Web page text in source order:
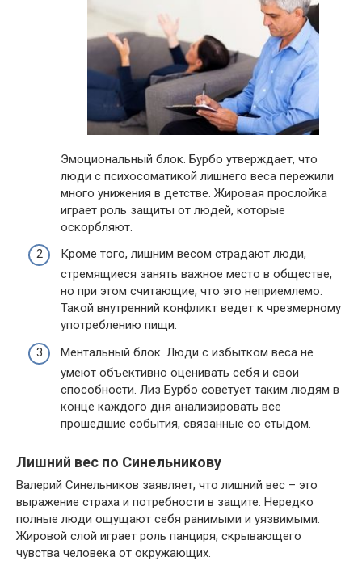
Эмоциональный блок. Бурбо утверждает, что
люди с психосоматикой лишнего веса пережили
много унижения в детстве. Жировая прослойка
играет роль защиты от людей, которые
оскорбляют.
Кроме того, лишним весом страдают люди,
стремящиеся занять важное место в обществе,
но при этом считающие, что это неприемлемо.
Такой внутренний конфликт ведет к чрезмерному
употреблению пищи.
Ментальный блок. Люди с избытком веса не
умеют объективно оценивать себя и свои
способности. Лиз Бурбо советует таким людям в
конце каждого дня анализировать все
прошедшие события, связанные со стыдом.
Лишний вес по Синельникову
Валерий Синельников заявляет, что лишний вес – это
выражение страха и потребности в защите. Нередко
полные люди ощущают себя ранимыми и уязвимыми.
Жировой слой играет роль панциря, скрывающего
чувства человека от окружающих.